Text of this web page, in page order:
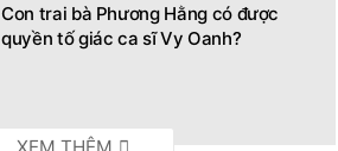
Con trai bà Phương Hằng có được
quyền tố giác ca sĩ Vy Oanh?